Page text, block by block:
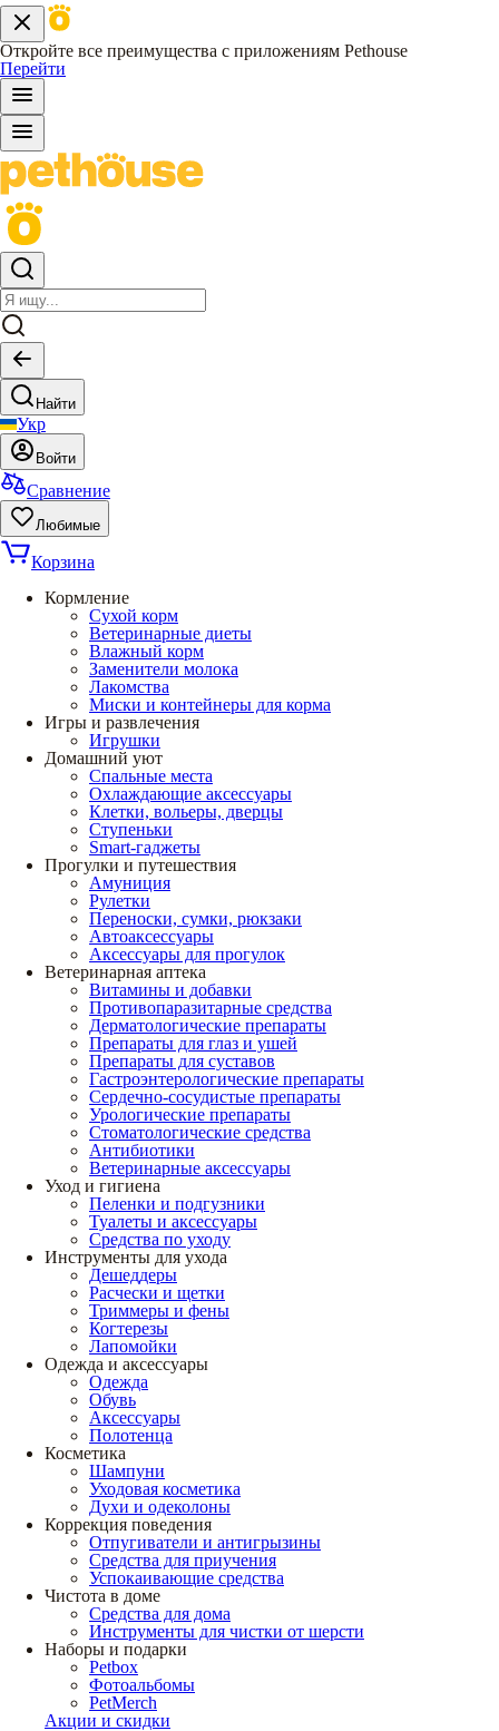
Откройте все преимущества с приложениям Pethouse
Перейти
Найти
Укр
Войти
Сравнение
Любимые
Корзина
Кормление
Сухой корм
Ветеринарные диеты
Влажный корм
Заменители молока
Лакомства
Миски и контейнеры для корма
Игры и развлечения
Игрушки
Домашний уют
Спальные места
Охлаждающие аксессуары
Клетки, вольеры, дверцы
Ступеньки
Smart-гаджеты
Прогулки и путешествия
Амуниция
Рулетки
Переноски, сумки, рюкзаки
Автоаксессуары
Аксессуары для прогулок
Ветеринарная аптека
Витамины и добавки
Противопаразитарные средства
Дерматологические препараты
Препараты для глаз и ушей
Препараты для суставов
Гастроэнтерологические препараты
Сердечно-сосудистые препараты
Урологические препараты
Стоматологические средства
Антибиотики
Ветеринарные аксессуары
Уход и гигиена
Пеленки и подгузники
Туалеты и аксессуары
Средства по уходу
Инструменты для ухода
Дешеддеры
Расчески и щетки
Триммеры и фены
Когтерезы
Лапомойки
Одежда и аксессуары
Одежда
Обувь
Аксессуары
Полотенца
Косметика
Шампуни
Уходовая косметика
Духи и одеколоны
Коррекция поведения
Отпугиватели и антигрызины
Средства для приучения
Успокаивающие средства
Чистота в доме
Средства для дома
Инструменты для чистки от шерсти
Наборы и подарки
Petbox
Фотоальбомы
PetMerch
Акции и скидки